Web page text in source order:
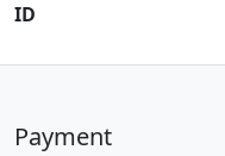
ID
Payment